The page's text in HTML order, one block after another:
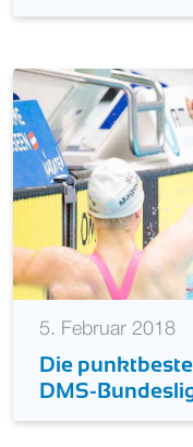
5. Februar 2018
Die
DMS-